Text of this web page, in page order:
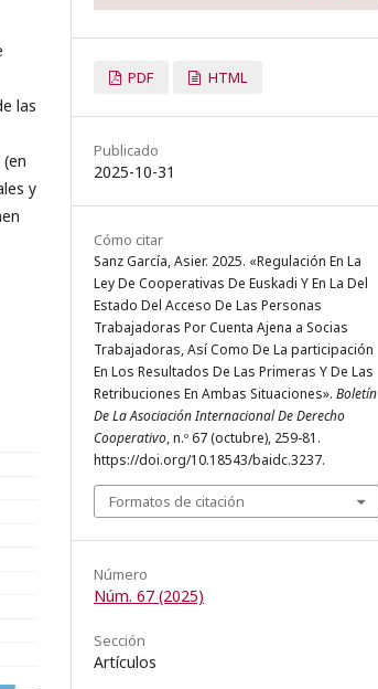
las
y
PDF HTML
Publicado
2025-10-31
Cómo citar
Sanz García, Asier. 2025. «Regulación En La
Ley De Cooperativas De Euskadi Y En La Del
Estado Del Acceso De Las Personas
Trabajadoras Por Cuenta Ajena a Socias
Trabajadoras, Así Como De La participación
En Los Resultados De Las Primeras Y De Las
Retribuciones En Ambas Situaciones». Boletín
De La Asociación Internacional De Derecho
Cooperativo, n.º 67 (octubre), 259-81.
https://doi.org/10.18543/baidc.3237.
Formatos de citación
Número
Núm. 67 (2025)
Sección
Artículos